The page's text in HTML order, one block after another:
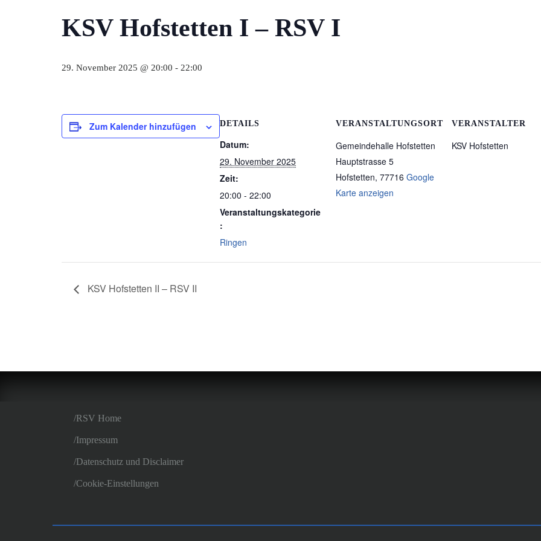
KSV Hofstetten I – RSV I
29. November 2025 @ 20:00 - 22:00
Zum Kalender hinzufügen DETAILS
Datum:
29. November 2025
Zeit:
20:00 - 22:00
Veranstaltungskategorie
:
Ringen
VERANSTALTUNGSORT
Gemeindehalle Hofstetten
Hauptstrasse 5
Hofstetten, 77716 Google
Karte anzeigen
VERANSTALTER
KSV Hofstetten
KSV Hofstetten II – RSV II
RSV Home
Impressum
Datenschutz und Disclaimer
Cookie-Einstellungen